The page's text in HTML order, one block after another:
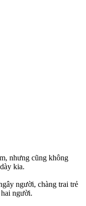
nhưng cũng không
kia.
người, chàng trai trẻ
người.